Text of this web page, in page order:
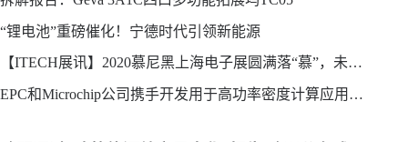
“锂电池”重磅催化！宁德时代引领新能源
【ITECH展讯】2020慕尼黑上海电子展圆满落“慕”，未来可期
EPC和Microchip公司携手开发用于高功率密度计算应用和数据中心的 300 W、1/16砖式48 V/12 V DC/DC